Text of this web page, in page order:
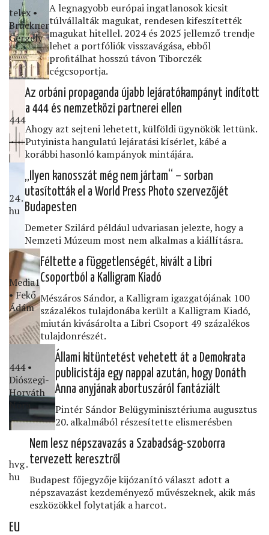
telex •
Brückner
Gergely
A legnagyobb európai ingatlanosok kicsit
túlvállalták magukat, rendesen kifeszítették
magukat hitellel. 2024 és 2025 jellemző trendje
lehet a portfóliók visszavágása, ebből
proﬁtálhat hosszú távon Tiborczék
cégcsoportja.
444
Az orbáni propaganda újabb lejáratókampányt indított
a 444 és nemzetközi partnerei ellen
Ahogy azt sejteni lehetett, külföldi ügynökök lettünk.
Putyinista hangulatú lejáratási kísérlet, kábé a
korábbi hasonló kampányok mintájára.
24․
hu
„Ilyen kanosszát még nem jártam“ – sorban
utasították el a World Press Photo szervezőjét
Budapesten
Demeter Szilárd például udvariasan jelezte, hogy a
Nemzeti Múzeum most nem alkalmas a kiállításra.
Media1
• Fekő
Ádám
Féltette a függetlenségét, kivált a Libri
Csoportból a Kalligram Kiadó
Mészáros Sándor, a Kalligram igazgatójának 100
százalékos tulajdonába került a Kalligram Kiadó,
miután kivásárolta a Libri Csoport 49 százalékos
tulajdonrészét.
444 •
Diószegi-
Horváth
Nóra
Állami kitüntetést vehetett át a Demokrata
publicistája egy nappal azután, hogy Donáth
Anna anyjának abortuszáról fantáziált
Pintér Sándor Belügyminisztériuma augusztus
20. alkalmából részesítette elismerésben
hvg․
hu
Nem lesz népszavazás a Szabadság-szoborra
tervezett keresztről
Budapest főjegyzője kijózanító választ adott a
népszavazást kezdeményező művészeknek, akik más
eszközökkel folytatják a harcot.
EU